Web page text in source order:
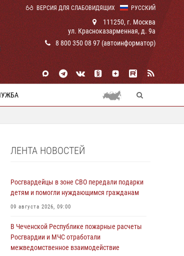
РУССКИЙ
ВЕРСИЯ ДЛЯ СЛАБОВИДЯЩИХ
111250, г. Москва
ул. Красноказарменная, д. 9а
8 800 350 08 97 (автоинформатор)
ЛЕНТА НОВОСТЕЙ
Росгвардейцы в зоне СВО передали подарки
детям и помогли нуждающимся гражданам
09 августа 2026, 09:00
В Чеченской Республике пожарные расчеты
Росгвардии и МЧС отработали
межведомственное взаимодействие